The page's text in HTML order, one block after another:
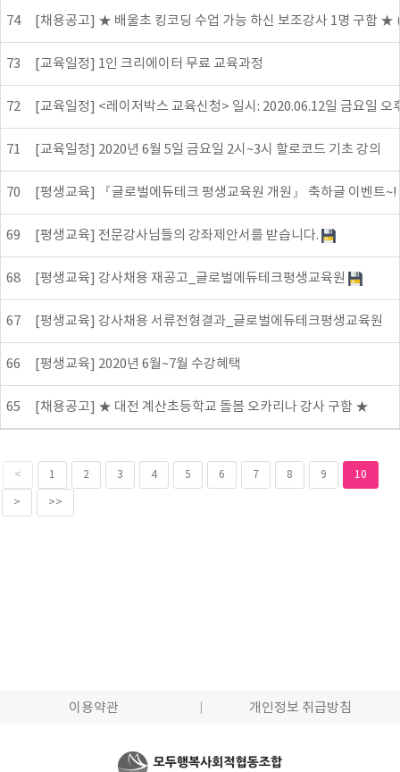
74 [채용공고] ★ 배울초 킹코딩 수업 가능 하신 보조강사 1명 구함 ★
73 [교육일정] 1인 크리에이터 무료 교육과정
72 [교육일정] <레이저박스 교육신청> 일시: 2020.06.12일 금요일 오
71 [교육일정] 2020년 6월 5일 금요일 2시~3시 할로코드 기초 강의
70 [평생교육] 『글로벌에듀테크 평생교육원 개원』 축하글 이벤트~!
69 [평생교육] 전문강사님들의 강좌제안서를 받습니다.
68 [평생교육] 강사채용 재공고_글로벌에듀테크평생교육원
67 [평생교육] 강사채용 서류전형결과_글로벌에듀테크평생교육원
66 [평생교육] 2020년 6월~7월 수강혜택
65 [채용공고] ★ 대전 계산초등학교 돌봄 오카리나 강사 구함 ★
< 1 2 3 4 5 6 7 8 9 10
> >>
이용약관 개인정보 취급방침